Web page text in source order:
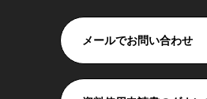
メールでお問い合わせ